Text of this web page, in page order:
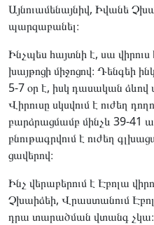
Այնուամենայնիվ, Իվանե
պարզաբանել։
Ինչպես հայտնի է, սա
խայթոցի միջոցով։ Դենգեի
5-7 օր է, իսկ դասական ձևով
Վիրուսը սկսվում է ուժեղ
բարձրացմամբ մինչև 39-41
բնութագրվում է ուժեղ
ցավերով։
Ինչ վերաբերում է Էբոլա
Չխաիձեի, Վրաստանում
դրա տարածման վտանգ չկա։